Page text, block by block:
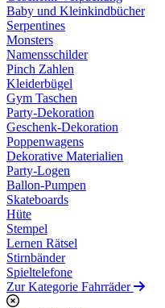
Baby und Kleinkindbücher
Serpentines
Monsters
Namensschilder
Pinch Zahlen
Kleiderbügel
Gym Taschen
Party-Dekoration
Geschenk-Dekoration
Poppenwagens
Dekorative Materialien
Party-Logen
Ballon-Pumpen
Skateboards
Hüte
Stempel
Lernen Rätsel
Stirnbänder
Spieltelefone
Zur Kategorie Fahrräder